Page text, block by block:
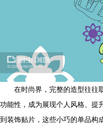
在时尚界，完整的造型往往
功能性，成为展现个人风格、提
到装饰贴片，这些小巧的单品构